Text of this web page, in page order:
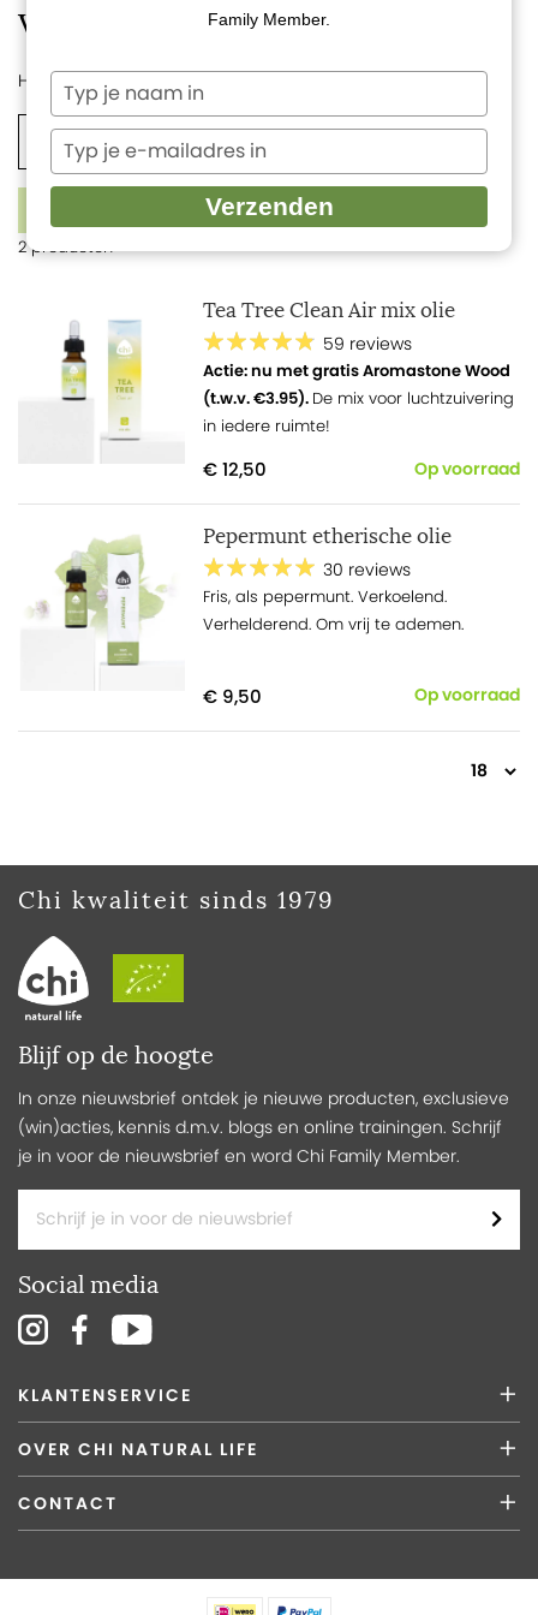
Verfrissing
Home Etherische oliën
Aroma diffusers Roomsprays
2 producten
Tea Tree Clean Air mix olie
59 reviews
Actie: nu met gratis Aromastone Wood
(t.w.v. €3.95). De mix voor luchtzuivering
in iedere ruimte!
€ 12,50 Op voorraad
Pepermunt etherische olie
30 reviews
Fris, als pepermunt. Verkoelend.
Verhelderend. Om vrij te ademen.
€ 9,50 Op voorraad
Blijf op de hoogte
In onze nieuwsbrief ontdek je nieuwe producten, exclusieve
(win)acties, kennis d.m.v. blogs en online trainingen. Schrijf
je in voor de nieuwsbrief en word Chi Family Member.
Social media
Chi kwaliteit sinds 1979
KLANTENSERVICE
OVER CHI NATURAL LIFE
CONTACT
Family Member.
Typ
je
naam
Typ
je
e-
mailadres
Verzenden